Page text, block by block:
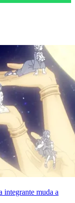
integrante muda a